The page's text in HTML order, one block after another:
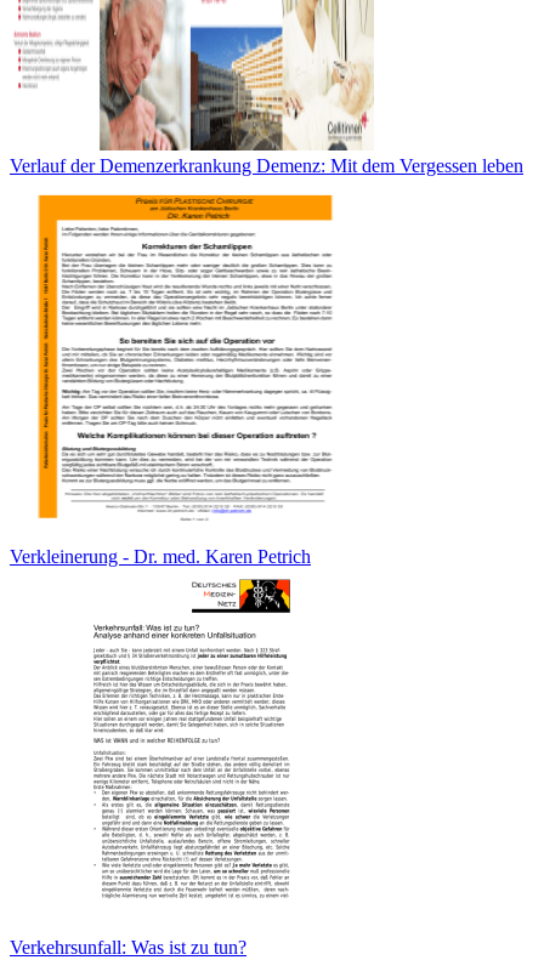
Verlauf der Demenzerkrankung Demenz: Mit dem Vergessen leben
Verkleinerung - Dr. med. Karen Petrich
Verkehrsunfall: Was ist zu tun?